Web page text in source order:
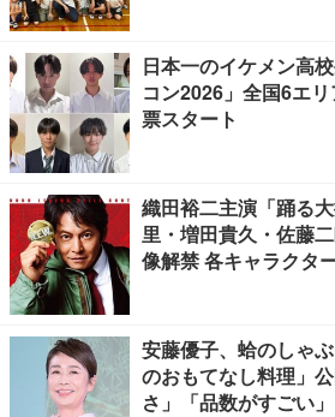
日本一のイケメン高
コン2026」全国6エ
票スタート
織田裕二主演「踊る
里・増田貴久・佐藤
像解禁 各キャラクタ
安藤優子、蛤のしゃ
のおもてなし料理」
さ」「品数がすごい